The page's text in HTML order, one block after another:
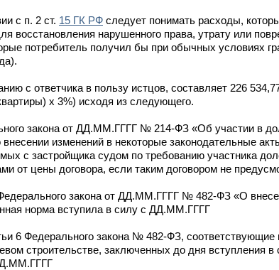
с п. 2 ст. 15 ГК РФ следует понимать расходы,
восстановления нарушенного права, утрату или
потребитель получил бы при обычных условиях
с ответчика в пользу истцов, составляет 226
х 3%) исходя из следующего.
закона от ДД.ММ.ГГГГ № 214-ФЗ «Об участии в
изменений в некоторые законодательные
с застройщика судом по требованию участника
от цены договора, если таким договором не
закона от ДД.ММ.ГГГГ № 482-ФЗ «О
норма вступила в силу с ДД.ММ.ГГГГ
6 Федерального закона № 482-ФЗ,
строительстве, заключенных до дня вступления